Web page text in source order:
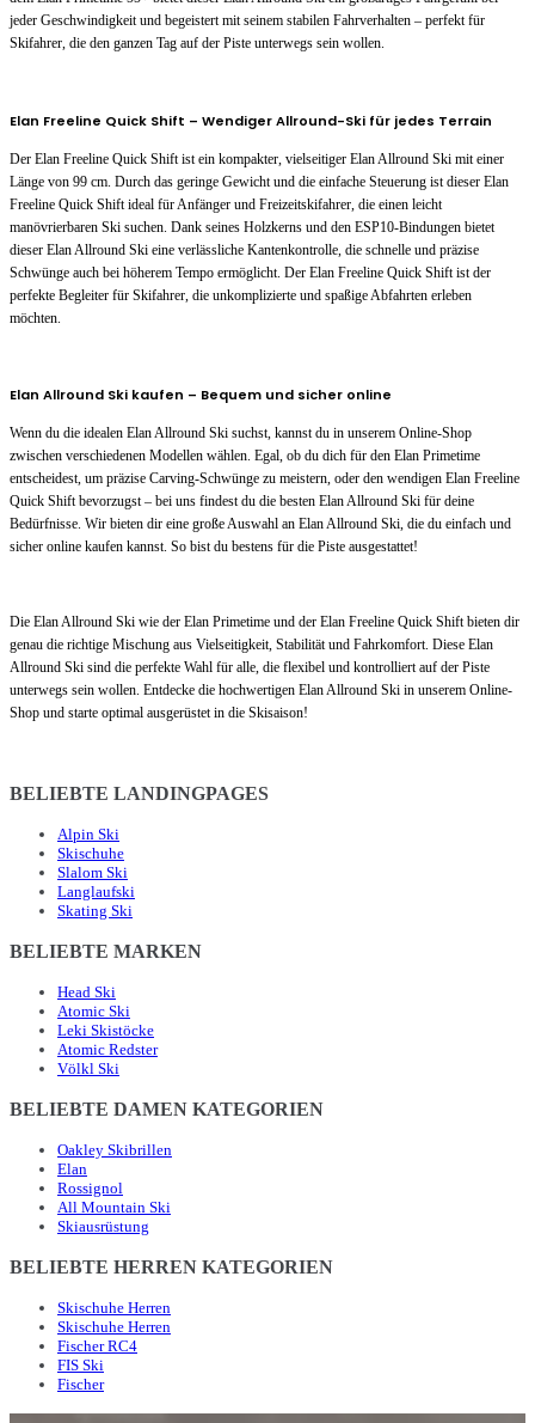
jeder Geschwindigkeit und begeistert mit seinem stabilen Fahrverhalten – perfekt für
Skifahrer, die den ganzen Tag auf der Piste unterwegs sein wollen.
Elan Freeline Quick Shift – Wendiger Allround-Ski für jedes Terrain
Der Elan Freeline Quick Shift ist ein kompakter, vielseitiger Elan Allround Ski mit einer
Länge von 99 cm. Durch das geringe Gewicht und die einfache Steuerung ist dieser Elan
Freeline Quick Shift ideal für Anfänger und Freizeitskifahrer, die einen leicht
manövrierbaren Ski suchen. Dank seines Holzkerns und den ESP10-Bindungen bietet
dieser Elan Allround Ski eine verlässliche Kantenkontrolle, die schnelle und präzise
Schwünge auch bei höherem Tempo ermöglicht. Der Elan Freeline Quick Shift ist der
perfekte Begleiter für Skifahrer, die unkomplizierte und spaßige Abfahrten erleben
möchten.
Elan Allround Ski kaufen – Bequem und sicher online
Wenn du die idealen Elan Allround Ski suchst, kannst du in unserem Online-Shop
zwischen verschiedenen Modellen wählen. Egal, ob du dich für den Elan Primetime
entscheidest, um präzise Carving-Schwünge zu meistern, oder den wendigen Elan Freeline
Quick Shift bevorzugst – bei uns findest du die besten Elan Allround Ski für deine
Bedürfnisse. Wir bieten dir eine große Auswahl an Elan Allround Ski, die du einfach und
sicher online kaufen kannst. So bist du bestens für die Piste ausgestattet!
Die Elan Allround Ski wie der Elan Primetime und der Elan Freeline Quick Shift bieten dir
genau die richtige Mischung aus Vielseitigkeit, Stabilität und Fahrkomfort. Diese Elan
Allround Ski sind die perfekte Wahl für alle, die flexibel und kontrolliert auf der Piste
unterwegs sein wollen. Entdecke die hochwertigen Elan Allround Ski in unserem Online-
Shop und starte optimal ausgerüstet in die Skisaison!
BELIEBTE LANDINGPAGES
Alpin Ski
Skischuhe
Slalom Ski
Langlaufski
Skating Ski
BELIEBTE MARKEN
Head Ski
Atomic Ski
Leki Skistöcke
Atomic Redster
Völkl Ski
BELIEBTE DAMEN KATEGORIEN
Oakley Skibrillen
Elan
Rossignol
All Mountain Ski
Skiausrüstung
BELIEBTE HERREN KATEGORIEN
Skischuhe Herren
Skischuhe Herren
Fischer RC4
FIS Ski
Fischer